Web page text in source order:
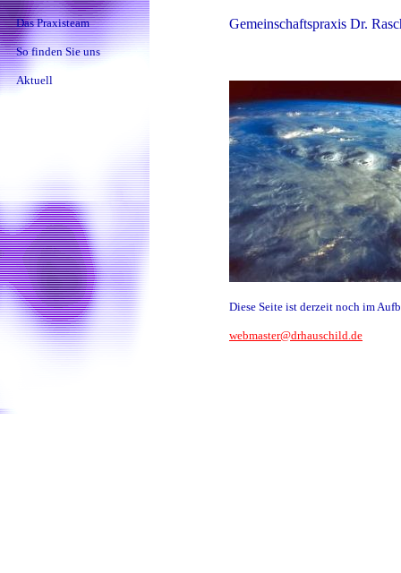
Das Praxisteam
So finden Sie uns
Aktuell
Gemeinschaftspraxis Dr.
Diese Seite ist derzeit noch im
webmaster@drhauschild.de